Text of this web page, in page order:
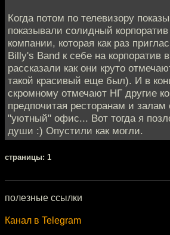
Когда потом по телевизору
показывали солидный корпоратив
компании, которая как раз
Billy's Band к себе на корпоратив
рассказали как они круто
такой красивый еще был). И в
скромному отмечают НГ другие
предпочитая ресторанам и залам
"уютный" офис... Вот тогда я
души :) Опустили как могли.
cтраницы: 1
полезные ссылки
Канал в Telegram